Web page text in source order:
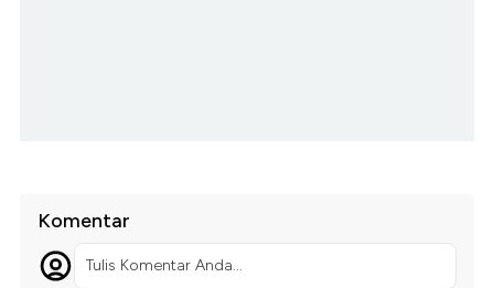
Komentar
Tulis Komentar Anda...